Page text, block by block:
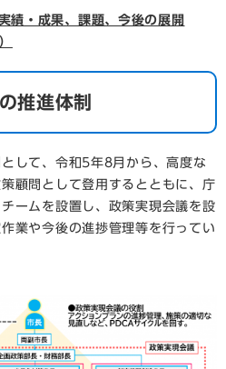
績・成果、課題、今後の展開
推進体制
して、令和5年8月から、高度な
顧問として登用するとともに、庁
ームを設置し、政策実現会議を設
業や今後の進捗管理等を行ってい